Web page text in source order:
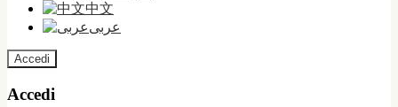
中文
عربى
Accedi
Accedi